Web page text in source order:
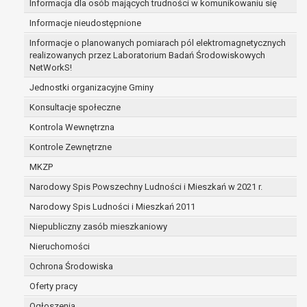
Informacja dla osób mających trudności w komunikowaniu się
Informacje nieudostępnione
Informacje o planowanych pomiarach pól elektromagnetycznych
realizowanych przez Laboratorium Badań Środowiskowych
NetWorkS!
Jednostki organizacyjne Gminy
Konsultacje społeczne
Kontrola Wewnętrzna
Kontrole Zewnętrzne
MKZP
Narodowy Spis Powszechny Ludności i Mieszkań w 2021 r.
Narodowy Spis Ludności i Mieszkań 2011
Niepubliczny zasób mieszkaniowy
Nieruchomości
Ochrona Środowiska
Oferty pracy
zabezpieczenia ewentualnych roszczeń, a w
przypadku wyrażenia zgody na przetwarzanie
danych po zakończeniu i rozliczeniu umowy, do
czasu wycofania tej zgody.
Ponadto w przypadku umów o dofinansowanie
dane osobowe od momentu pozyskania
przechowywane są przez okres wynikający z
umowy o dofinansowanie zawartej między
beneficjentem a określoną instytucją, trwałości
danego projektu i konieczności zachowania
dokumentacji projektu do celów kontrolnych.
W związku z przetwarzaniem przez
administratora danych osobowych przysługuje
Pani/Panu:
prawo dostępu do treści danych oraz
otrzymywania ich kopii na podstawie art. 15
RODO;
prawo do żądania sprostowania danych na
w przypadku gdy: